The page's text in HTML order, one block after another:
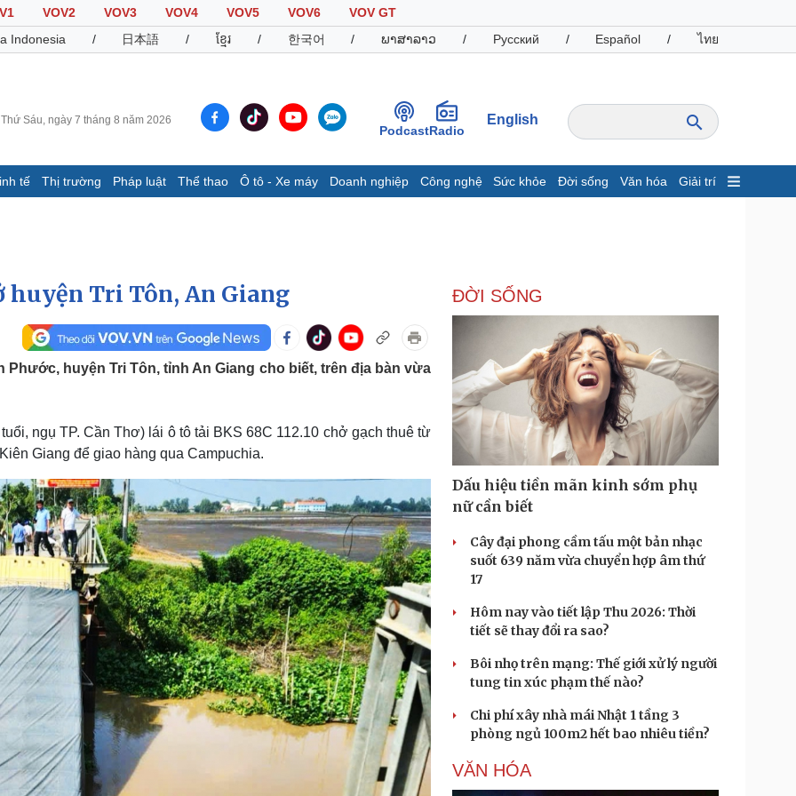
VOV2 VOV3 VOV4 VOV5 VOV6
VOV GT
Indonesia / 日本語 / ខ្មែរ / 한국어 / ພາສາລາວ / Русский / Español / ไทย
Thứ Sáu, ngày 7 tháng 8 năm 2026
PodcastRadio
English
tế Thị trường Pháp luật Thể thao Ô tô - Xe máy Doanh nghiệp Công nghệ Sức khỏe Đời sống Văn hóa Giải trí
Infographic
Giá cà phê
Thể thao
Thế giới thể thao
eSports
Hậu trường
Ô tô - Xe máy
Tư vấn
Doanh nghiệp
Thông tin doanh nghiệp
Doanh nghiệp 24h
Doanh nhân
Vì cộng đồng
Công nghệ
Sành điệu
Tin Công nghệ
Trải nghiệm
Chuyển đổi số
Văn hóa
Sân khấu - Điện ảnh
Văn học
Âm nhạc
Di sản
Giải trí
Nghệ sĩ
Thời trang
Sao Việt
Du lịch
Tư vấn
Săn Tour
check-in
Podcast
Đọc truyện đêm khuya
Cửa sổ tình yêu
huyện Tri Tôn, An Giang
Phước, huyện Tri Tôn, tỉnh An Giang cho biết, trên địa bàn vừa
ngụ TP. Cần Thơ) lái ô tô tải BKS 68C 112.10 chở gạch thuê từ
Giang để giao hàng qua Campuchia.
ĐỜI SỐNG
Dấu hiệu tiền mãn kinh sớm phụ
nữ cần biết
Cây đại phong cầm tấu một bản nhạc
suốt 639 năm vừa chuyển hợp âm thứ
17
Hôm nay vào tiết lập Thu 2026: Thời
tiết sẽ thay đổi ra sao?
Bôi nhọ trên mạng: Thế giới xử lý người
tung tin xúc phạm thế nào?
Chi phí xây nhà mái Nhật 1 tầng 3
phòng ngủ 100m2 hết bao nhiêu tiền?
VĂN HÓA